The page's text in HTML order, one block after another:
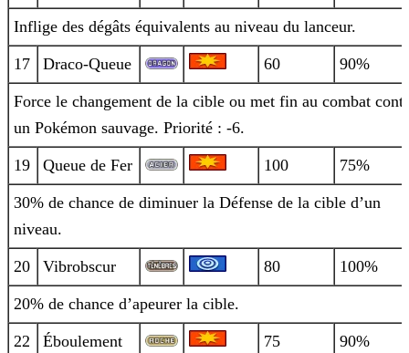
Inflige des dégâts équivalents au niveau du lanceur.
17 Draco-Queue 60 90%
Force le changement de la cible ou met fin au combat
un Pokémon sauvage. Priorité : -6.
19 Queue de Fer 100 75%
30% de chance de diminuer la Défense de la cible d’un
niveau.
20 Vibrobscur 80 100%
20% de chance d’apeurer la cible.
22 Éboulement 75 90%